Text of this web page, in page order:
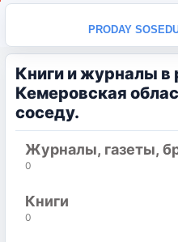
PRODAY
Книги и журналы в
Кемеровская
соседу.
Журналы, газеты,
0
Книги
0